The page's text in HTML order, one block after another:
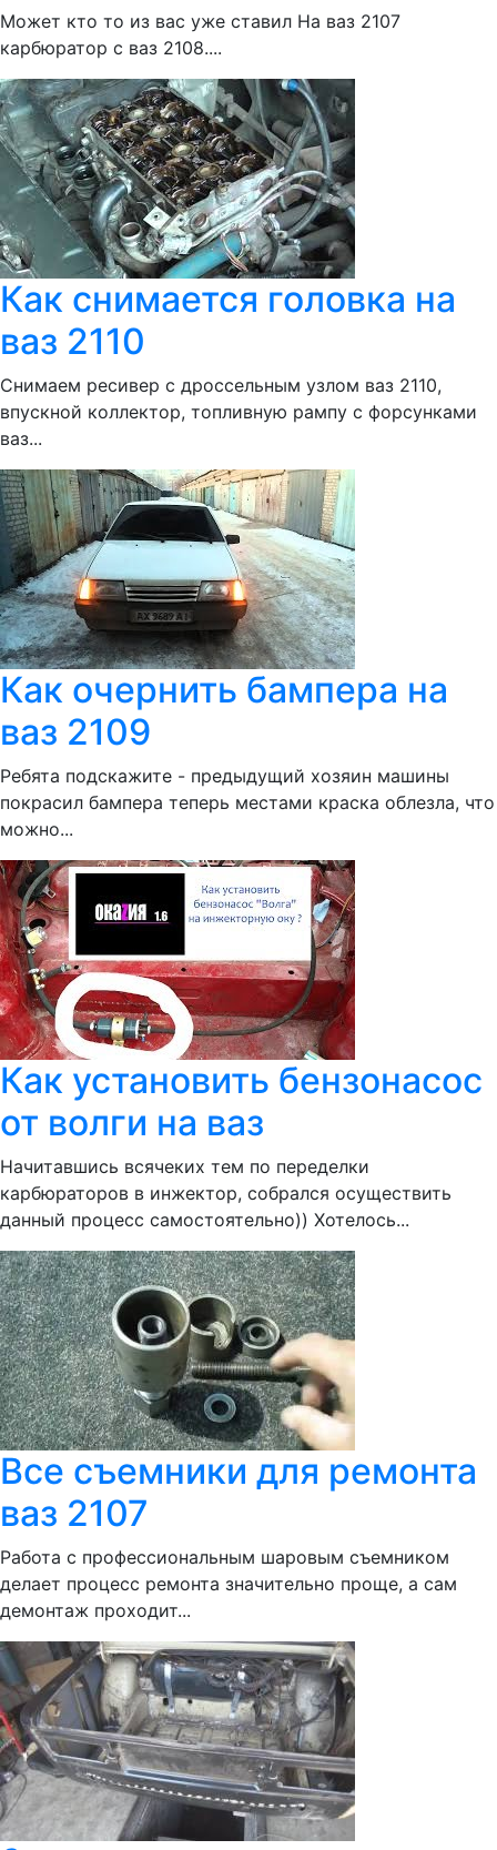
Может кто то из вас уже ставил На ваз 2107
карбюратор с ваз 2108....
Как снимается головка на
ваз 2110
Снимаем ресивер с дроссельным узлом ваз 2110,
впускной коллектор, топливную рампу с форсунками
ваз...
Как очернить бампера на
ваз 2109
Ребята подскажите - предыдущий хозяин машины
покрасил бампера теперь местами краска облезла, что
можно...
Как установить бензонасос
от волги на ваз
Начитавшись всячеких тем по переделки
карбюраторов в инжектор, собрался осуществить
данный процесс самостоятельно)) Хотелось...
Все съемники для ремонта
ваз 2107
Работа с профессиональным шаровым съемником
делает процесс ремонта значительно проще, а сам
демонтаж проходит...